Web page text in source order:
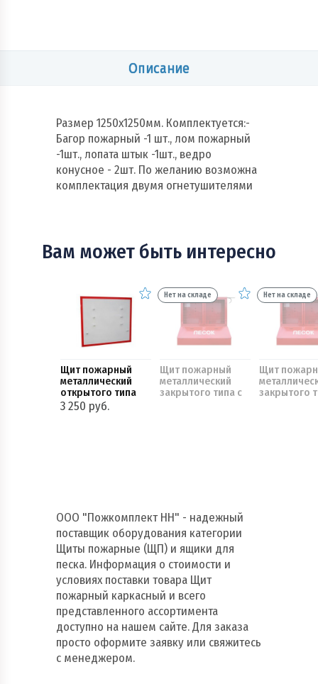
Описание
Размер 1250х1250мм. Комплектуется:-
Багор пожарный -1 шт., лом пожарный
-1шт., лопата штык -1шт., ведро
конусное - 2шт. По желанию возможна
комплектация двумя огнетушителями
Вам может быть интересно
Щит пожарный
металлический
открытого типа
3 250 руб.
Нет на складе
Щит пожарный
металлический
закрытого типа с
Нет на складе
Щит
закрытого
ООО "Пожкомплект НН" - надежный
поставщик оборудования категории
Щиты пожарные (ЩП) и ящики для
песка. Информация о стоимости и
условиях поставки товара Щит
пожарный каркасный и всего
представленного ассортимента
доступно на нашем сайте. Для заказа
просто оформите заявку или свяжитесь
с менеджером.